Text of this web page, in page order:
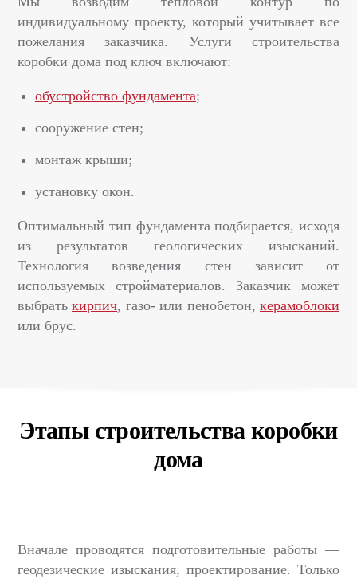
индивидуальному проекту, который учитывает все
пожелания заказчика. Услуги строительства
коробки дома под ключ включают:
обустройство фундамента;
сооружение стен;
монтаж крыши;
установку окон.
Оптимальный тип фундамента подбирается, исходя
из результатов геологических изысканий.
Технология возведения стен зависит от
используемых стройматериалов. Заказчик может
выбрать кирпич, газо- или пенобетон, керамоблоки
или брус.
Этапы строительства коробки
дома
Вначале проводятся подготовительные работы —
геодезические изыскания, проектирование. Только